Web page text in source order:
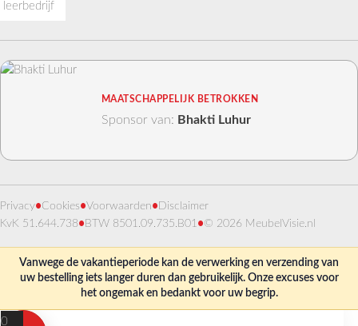
MAATSCHAPPELIJK BETROKKEN
Sponsor van: Bhakti Luhur
Privacy•Cookies•Voorwaarden• Disclaimer
KvK 51.644.738• BTW 8501.09.735.B01•© 2026 MeubelVisie.nl
Vanwege de vakantieperiode kan de verwerking en verzending van
uw bestelling iets langer duren dan gebruikelijk. Onze excuses voor
het ongemak en bedankt voor uw begrip.
0